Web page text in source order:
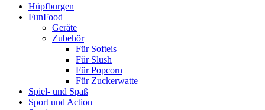
Hüpfburgen
FunFood
Geräte
Zubehör
Für Softeis
Für Slush
Für Popcorn
Für Zuckerwatte
Spiel- und Spaß
Sport und Action